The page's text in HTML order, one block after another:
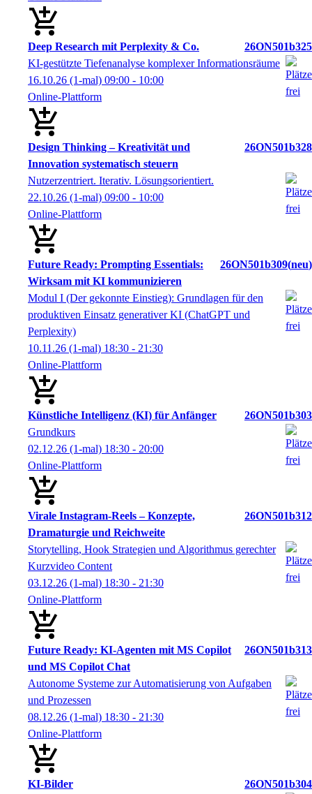
Deep Research mit Perplexity & Co.
26ON501b325
KI-gestützte Tiefenanalyse komplexer Informationsräume
16.10.26 (1-mal) 09:00 - 10:00
Online-Plattform
Design Thinking – Kreativität und
Innovation systematisch steuern
26ON501b328
Nutzerzentriert. Iterativ. Lösungsorientiert.
22.10.26 (1-mal) 09:00 - 10:00
Online-Plattform
Future Ready: Prompting Essentials:
Wirksam mit KI kommunizieren
26ON501b309 neu
Modul I (Der gekonnte Einstieg): Grundlagen für den
produktiven Einsatz generativer KI (ChatGPT und
Perplexity)
10.11.26 (1-mal) 18:30 - 21:30
Online-Plattform
Künstliche Intelligenz (KI) für Anfänger
26ON501b303
Grundkurs
02.12.26 (1-mal) 18:30 - 20:00
Online-Plattform
Virale Instagram-Reels – Konzepte,
Dramaturgie und Reichweite
26ON501b312
Storytelling, Hook Strategien und Algorithmus gerechter
Kurzvideo Content
03.12.26 (1-mal) 18:30 - 21:30
Online-Plattform
Future Ready: KI-Agenten mit MS Copilot
und MS Copilot Chat
26ON501b313
Autonome Systeme zur Automatisierung von Aufgaben
und Prozessen
08.12.26 (1-mal) 18:30 - 21:30
Online-Plattform
KI-Bilder
26ON501b304